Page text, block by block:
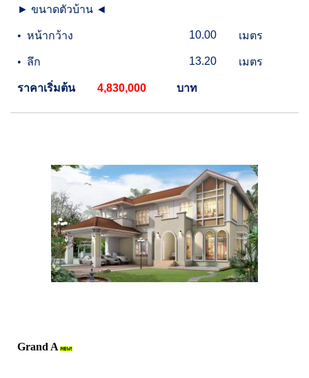
► ขนาดตัวบ้าน ◄
• หน้ากว้าง 10.00 เมตร
• ลึก 13.20 เมตร
ราคาเริ่มต้น 4,830,000 บาท
Grand A